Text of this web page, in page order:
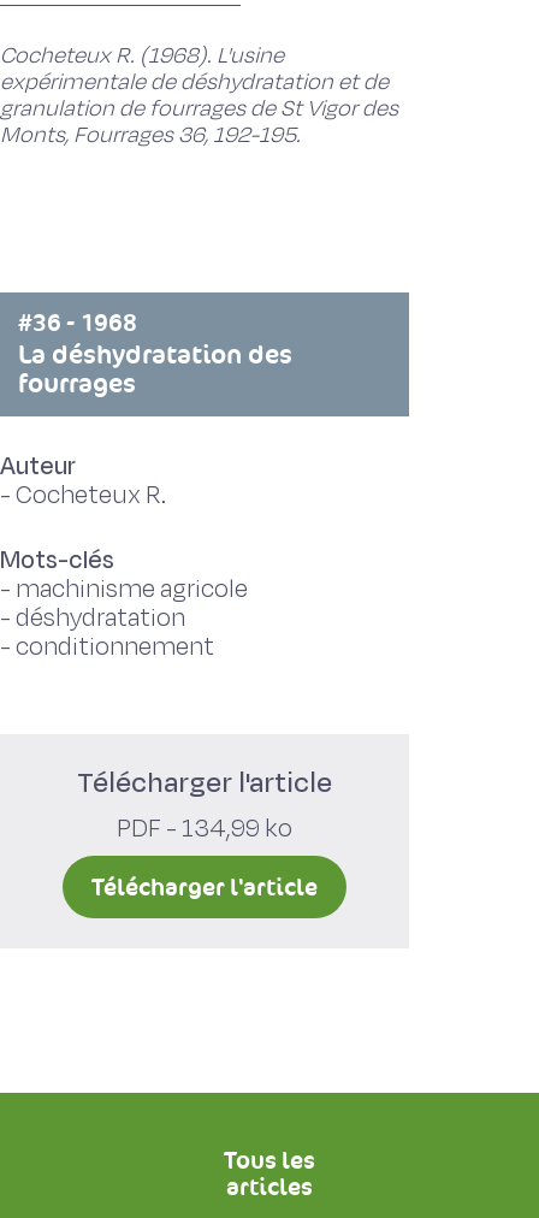
Cocheteux R. (1968). L'usine
expérimentale de déshydratation et de
granulation de fourrages de St Vigor des
Monts, Fourrages 36, 192-195.
#36 - 1968
La déshydratation des
fourrages
Auteur
-Cocheteux R.
Mots-clés
- machinisme agricole
-déshydratation
-conditionnement
Télécharger l'article
PDF - 134,99 ko
Télécharger l'article
Tous les
articles